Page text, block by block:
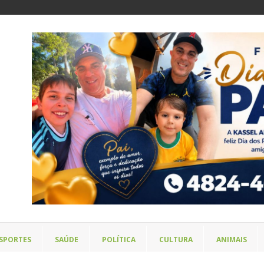
SAÚDE POLÍTICA CULTURA ANIMAIS